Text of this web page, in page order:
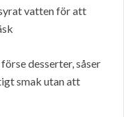
vatten för att
desserter, såser
smak utan att